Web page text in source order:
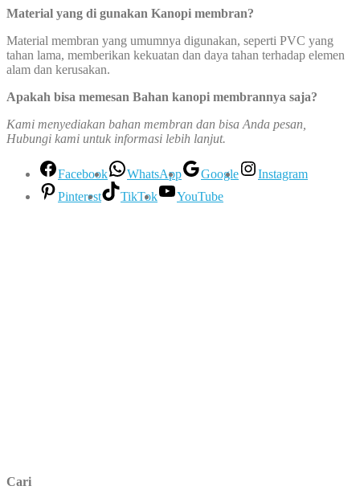
Material yang di gunakan Kanopi membran?
Material membran yang umumnya digunakan, seperti PVC yang
tahan lama, memberikan kekuatan dan daya tahan terhadap elemen
alam dan kerusakan.
Apakah bisa memesan Bahan kanopi membrannya saja?
Kami menyediakan bahan membran dan bisa Anda pesan,
Hubungi kami untuk informasi lebih lanjut.
Facebook WhatsApp Google
Instagram
Pinterest
TikTok YouTube
Cari